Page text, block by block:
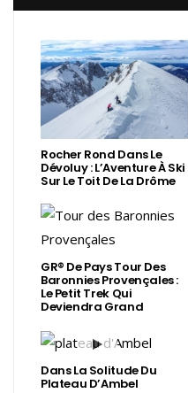
Rocher Rond Dans Le
Dévoluy : L’Aventure À Ski
Sur Le Toit De La Drôme
GR® De Pays Tour Des
Baronnies Provençales :
Le Petit Trek Qui
Deviendra Grand
Dans La Solitude Du
Plateau D’Ambel